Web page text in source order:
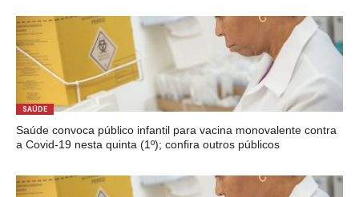
SAÚDE
Saúde convoca público infantil para vacina monovalente contra
a Covid-19 nesta quinta (1º); confira outros públicos